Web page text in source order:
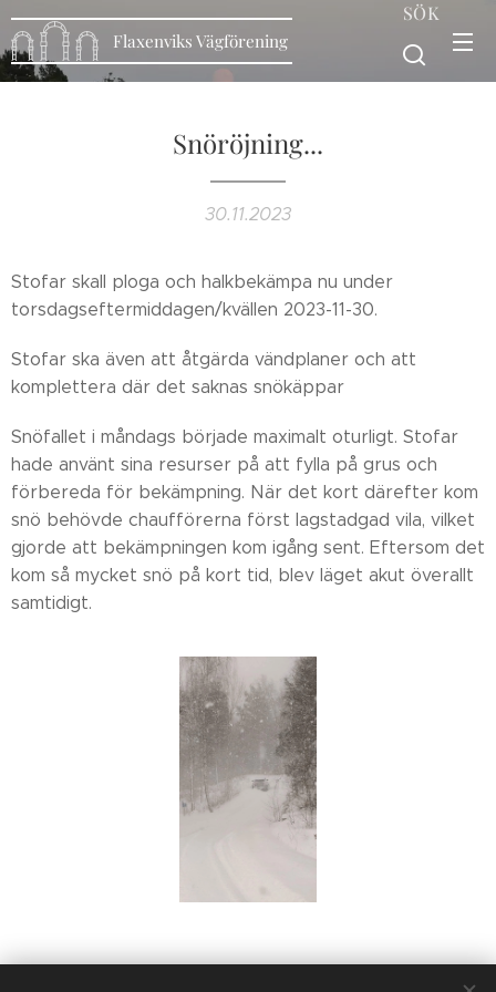
Flaxenviks Vägförening
SÖK
Snöröjning...
30.11.2023
Stofar skall ploga och halkbekämpa nu under
torsdagseftermiddagen/kvällen 2023-11-30.
Stofar ska även att åtgärda vändplaner och att
komplettera där det saknas snökäppar
Snöfallet i måndags började maximalt oturligt. Stofar
hade använt sina resurser på att fylla på grus och
förbereda för bekämpning. När det kort därefter kom
snö behövde chaufförerna först lagstadgad vila, vilket
gjorde att bekämpningen kom igång sent. Eftersom det
kom så mycket snö på kort tid, blev läget akut överallt
samtidigt.